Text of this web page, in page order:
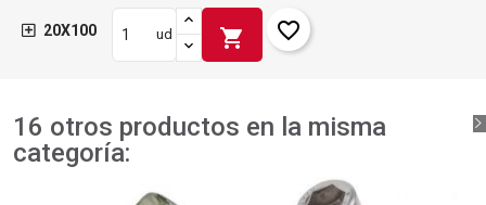
20X100 ud shopping_cart favorite_border
16 otros productos en la misma
categoría: